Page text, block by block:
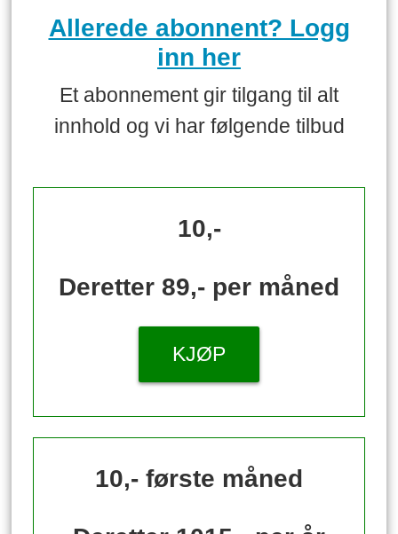
Allerede abonnent? Logg
inn her
Et abonnement gir tilgang til alt
innhold og vi har følgende tilbud
10,-
Deretter 89,- per måned
KJØP
10,- første måned